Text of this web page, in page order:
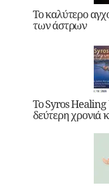
Το καλύτερο
των άστρων
Το Syros Healing
δεύτερη χρονιά